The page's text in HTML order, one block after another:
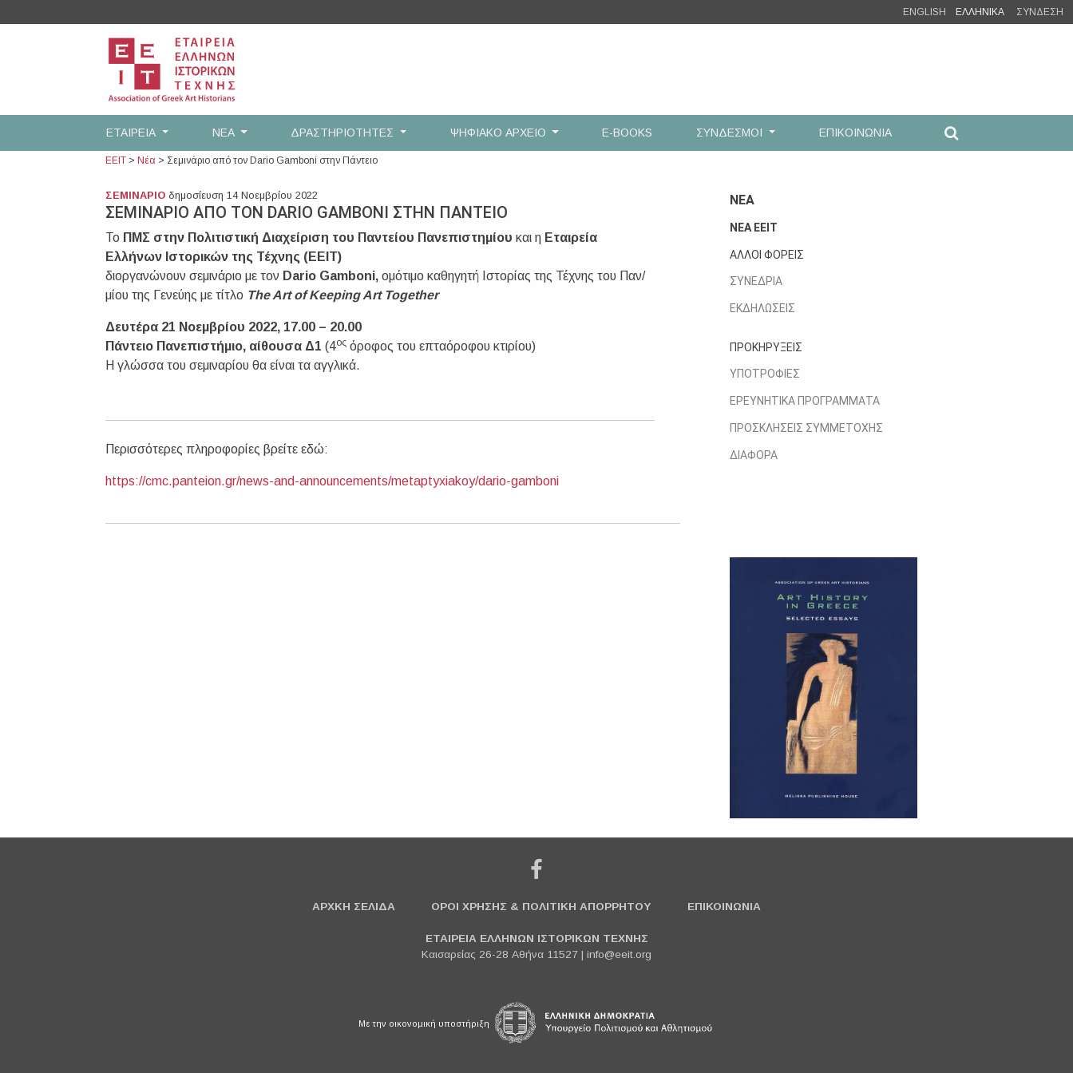
to
ENGLISH ΕΛΛΗΝΙΚΑ ΣΥΝΔΕΣΗ
ΕΤΑΙΡEΙΑ ΝΕΑ ΔΡΑΣΤΗΡΙΟΤΗΤΕΣ ΨΗΦΙΑΚΟ ΑΡΧΕΙΟ E-BOOKS ΣΥΝΔΕΣΜΟΙ ΕΠΙΚΟΙΝΩΝΙΑ
ΕΕΙΤ > Νέα > Σεμινάριο από τον Dario Gamboni στην Πάντειο
ΣΕΜΙΝΑΡΙΟ δημοσίευση 14 Νοεμβρίου 2022
ΣΕΜΙΝΑΡΙΟ ΑΠΟ ΤΟΝ DARIO GAMBONI ΣΤΗΝ ΠΑΝΤΕΙΟ
Το ΠΜΣ στην Πολιτιστική Διαχείριση του Παντείου Πανεπιστημίου και η Εταιρεία
Ελλήνων Ιστορικών της Τέχνης (ΕΕΙΤ)
διοργανώνουν σεμινάριο με τον Dario Gamboni, ομότιμο καθηγητή Ιστορίας της Τέχνης του Παν/
μίου της Γενεύης με τίτλο The Art of Keeping Art Together
Δευτέρα 21 Νοεμβρίου 2022, 17.00 – 20.00
Πάντειο Πανεπιστήμιο, αίθουσα Δ1 (4ος όροφος του επταόροφου κτιρίου)
H γλώσσα του σεμιναρίου θα είναι τα αγγλικά.
Περισσότερες πληροφορίες βρείτε εδώ:
https://cmc.panteion.gr/news-and-announcements/metaptyxiakoy/dario-gamboni
ΝΕΑ
ΝΕΑ ΕΕΙΤ
ΑΛΛΟΙ ΦΟΡΕΙΣ
ΣΥΝΕΔΡΙΑ
ΕΚΔΗΛΩΣΕΙΣ
ΠΡΟΚΗΡΥΞΕΙΣ
ΥΠΟΤΡΟΦΙΕΣ
ΕΡΕΥΝΗΤΙΚΑ ΠΡΟΓΡΑΜΜΑΤΑ
ΠΡΟΣΚΛΗΣΕΙΣ ΣΥΜΜΕΤΟΧΗΣ
ΔΙΑΦΟΡΑ
ΑΡΧΚΗ ΣΕΛΙΔΑ ΟΡΟΙ ΧΡΗΣΗΣ & ΠΟΛΙΤΙΚΗ ΑΠΟΡΡΗΤΟΥ ΕΠΙΚΟΙΝΩΝΙΑ
ΕΤΑΙΡΕΙΑ ΕΛΛΗΝΩΝ ΙΣΤΟΡΙΚΩΝ ΤΕΧΝΗΣ
Καισαρείας 26-28 Αθήνα 11527 | info@eeit.org
Με την οικονομική υποστήριξη